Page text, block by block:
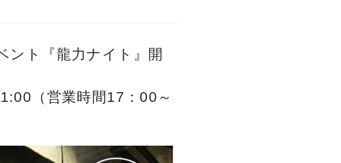
ント『龍力ナイト』開
（営業時間17：00～